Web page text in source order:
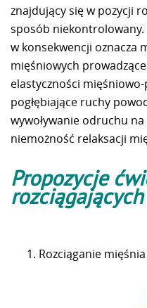
znajdujący się w pozycji
sposób
w konsekwencji oznacza
mięśniowych
elastyczności
pogłębiające ruchy
wywoływanie odruchu
niemożność relaksacji
Propozycje
rozciągających
Rozciąganie